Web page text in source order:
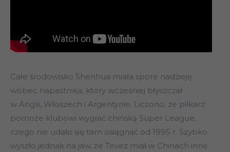
Całe środowisko Shenhua miała spore nadzieję
wobec napastnika, który wcześniej błyszczał
w Anglii, Włoszech i Argentynie. Liczono, że piłkarz
pomoże klubowi wygrać chińską Super League,
czego nie udało się tam osiągnąć od 1995 r. Szybko
wyszło jednak na jaw, że Tevez miał w Chinach inne